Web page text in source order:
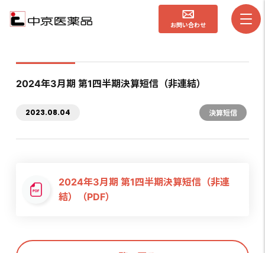
お問い合わせ
2024年3月期 第1四半期決算短信（非連結）
2023.08.04 決算短信
2024年3月期 第1四半期決算短信（非連
結）（PDF）